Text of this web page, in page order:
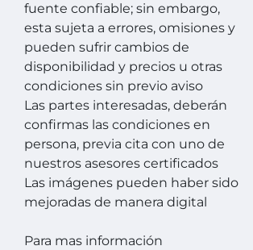
fuente confiable; sin embargo,
esta sujeta a errores, omisiones y
pueden sufrir cambios de
disponibilidad y precios u otras
condiciones sin previo aviso
Las partes interesadas, deberán
confirmas las condiciones en
persona, previa cita con uno de
nuestros asesores certificados
Las imágenes pueden haber sido
mejoradas de manera digital
Para mas información